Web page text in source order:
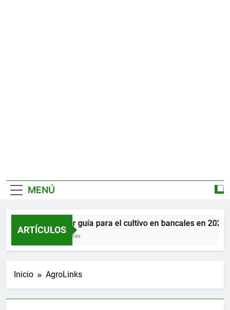
MENÚ
ARTÍCULOS
La mejor guía para el cultivo en bancales en 2026
3 Meses Atrás
Inicio AgroLinks